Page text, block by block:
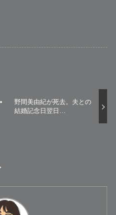
野間美由紀が死去。夫との
結婚記念日翌日…